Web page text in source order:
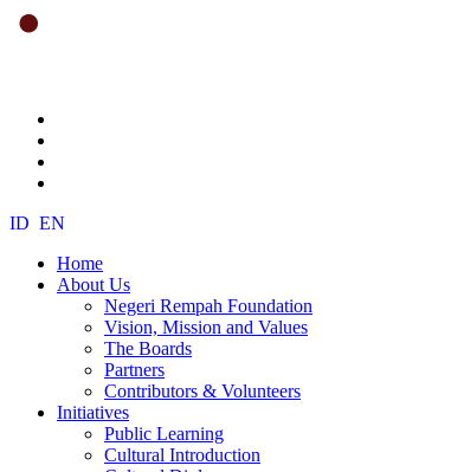
ID EN
Home
About Us
Negeri Rempah Foundation
Vision, Mission and Values
The Boards
Partners
Contributors & Volunteers
Initiatives
Public Learning
Cultural Introduction